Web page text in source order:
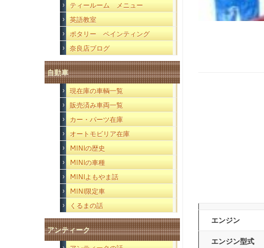
ティールーム メニュー
英語教室
ポタリー ペインティング
奈良店ブログ
自動車
現在庫の車輌一覧
販売済み車両一覧
カー・パーツ在庫
オートモビリア在庫
MINIの歴史
MINIの車種
MINIよもやま話
MINI限定車
くるまの話
アンティーク
エンジン
エンジン型式